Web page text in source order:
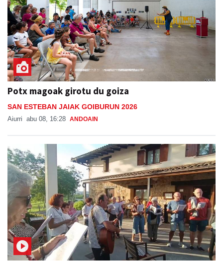
Potx magoak girotu du goiza
SAN ESTEBAN JAIAK GOIBURUN 2026
Aiurri abu 08, 16:28 ANDOAIN